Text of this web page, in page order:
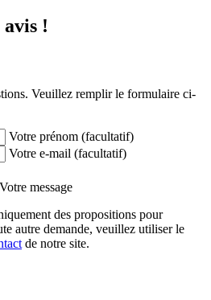
!
Veuillez remplir le formulaire ci-
Votre prénom (facultatif)
Votre e-mail (facultatif)
Votre message
des propositions pour
autre demande, veuillez utiliser le
de notre site.